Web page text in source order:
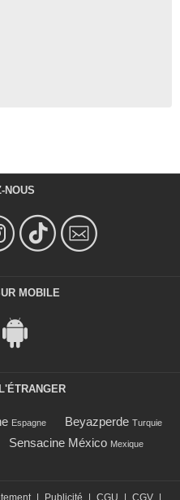
NOUS
MOBILE
Espagne Beyazperde Turquie
Sensacine México Mexique